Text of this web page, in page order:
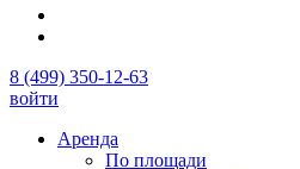
8 (499) 350-12-63
войти
Аренда
По площади